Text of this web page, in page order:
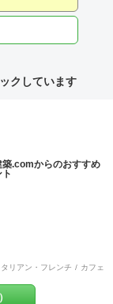
クしています
築.comからのおすすめ
タリアン・フレンチ カフェ